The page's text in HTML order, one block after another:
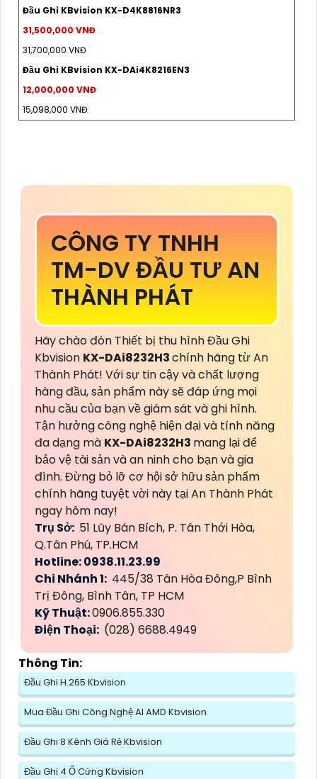
Đầu Ghi KBvision KX-D4K8816NR3
31,500,000 VNĐ
31,700,000 VNĐ
Đầu Ghi KBvision KX-DAi4K8216EN3
12,000,000 VNĐ
15,098,000 VNĐ
CÔNG TY TNHH
TM-DV ĐẦU TƯ AN
THÀNH PHÁT
Hãy chào đón Thiết bị thu hình Đầu Ghi
Kbvision KX-DAi8232H3chính hãng từ An
Thành Phát! Với sự tin cậy và chất lượng
hàng đầu, sản phẩm này sẽ đáp ứng mọi
nhu cầu của bạn về giám sát và ghi hình.
Tận hưởng công nghệ hiện đại và tính năng
đa dạng mà KX-DAi8232H3 mang lại để
bảo vệ tài sản và an ninh cho bạn và gia
đình. Đừng bỏ lỡ cơ hội sở hữu sản phẩm
chính hãng tuyệt vời này tại An Thành Phát
ngay hôm nay!
Trụ Sở: 51 Lũy Bán Bích, P. Tân Thới Hòa,
Q.Tân Phú, TP.HCM
Hotline: 0938.11.23.99
Chi Nhánh 1: 445/38 Tân Hòa Đông,P Bình
Trị Đông, Bình Tân, TP HCM
Kỹ Thuật:0906.855.330
Điện Thoại: (028) 6688.4949
Thông Tin:
Đầu Ghi H.265 Kbvision
Mua Đầu Ghi Công Nghệ AI AMD Kbvision
Đầu Ghi 8 Kênh Giá Rẻ Kbvision
Đầu Ghi 4 Ổ Cứng Kbvision